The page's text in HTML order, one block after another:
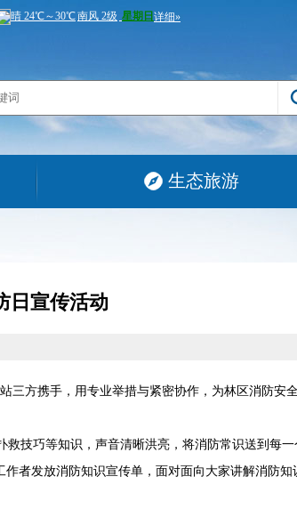
生态旅游
日宣传活动
方携手，用专业举措与紧密协作，为林区消防安
技巧等知识，声音清晰洪亮，将消防常识送到每一
者发放消防知识宣传单，面对面向大家讲解消防知